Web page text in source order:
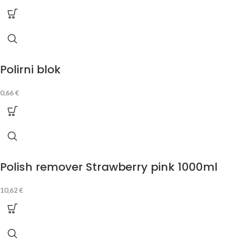
Polirni blok
0,66€
Polish remover Strawberry pink 1000ml
10,62€